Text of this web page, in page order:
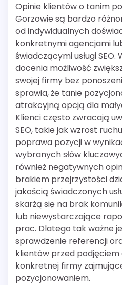
Opinie klientów o tanim
Gorzowie są bardzo
od indywidualnych
konkretnymi agencjami
świadczącymi usługi
docenia możliwość
swojej firmy bez
sprawia, że tanie
atrakcyjną opcją dla
Klienci często zwracają
SEO, takie jak wzrost
poprawa pozycji w
wybranych słów
również negatywnych
brakiem przejrzystości
jakością świadczonych
skarżą się na brak
lub niewystarczające
prac. Dlatego tak ważne
sprawdzenie referencji
klientów przed podjęciem
konkretnej firmy
pozycjonowaniem.